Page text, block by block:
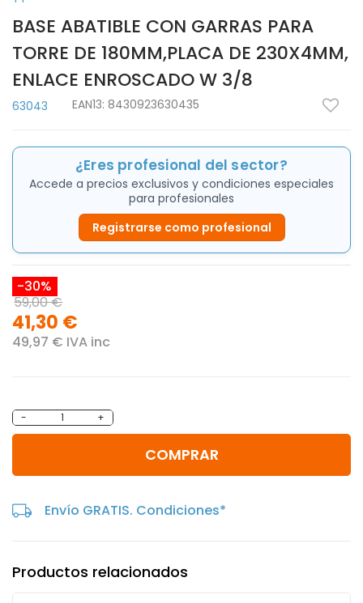
BASE ABATIBLE CON GARRAS PARA
TORRE DE 180MM,PLACA DE 230X4MM,
ENLACE ENROSCADO W 3/8
63043 EAN13: 8430923630435
¿Eres profesional del sector?
Accede a precios exclusivos y condiciones especiales
para profesionales
Registrarse como profesional
-30%
59,00 €
41,30 €
49,97 € IVA inc
- +
COMPRAR
Envío GRATIS. Condiciones*
Productos relacionados